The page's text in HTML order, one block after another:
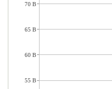
70 B
65 B
60 B
55 B